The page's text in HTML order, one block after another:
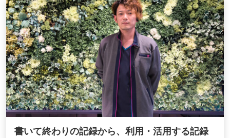
書いて終わりの記録から、利用・活用する記録